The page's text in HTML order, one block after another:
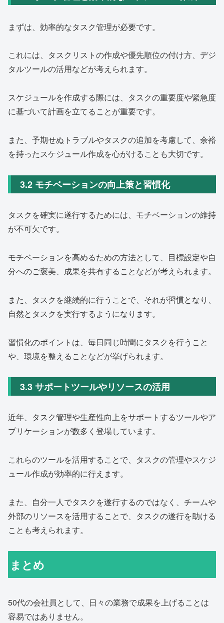
まずは、効率的なタスク管理が必要です。
これには、タスクリストの作成や優先順位の付け方、デジ
タルツールの活用などが考えられます。
スケジュールを作成する際には、タスクの重要度や緊急度
に基づいて計画を立てることが重要です。
また、予期せぬトラブルやタスクの追加を考慮して、余裕
を持ったスケジュール作成を心がけることも大切です。
3.2 モチベーションの向上策と習慣化
タスクを確実に遂行するためには、モチベーションの維持
が不可欠です。
モチベーションを高めるための方法として、目標設定や自
分へのご褒美、成果を共有することなどが考えられます。
また、タスクを継続的に行うことで、それが習慣となり、
自然とタスクを実行するようになります。
習慣化のポイントは、毎日同じ時間にタスクを行うこと
や、環境を整えることなどが挙げられます。
3.3 サポートツールやリソースの活用
近年、タスク管理や生産性向上をサポートするツールやア
プリケーションが数多く登場しています。
これらのツールを活用することで、タスクの管理やスケジ
ュール作成が効率的に行えます。
また、自分一人でタスクを遂行するのではなく、チームや
外部のリソースを活用することで、タスクの遂行を助ける
ことも考えられます。
まとめ
50代の会社員として、日々の業務で成果を上げることは
容易ではありません。